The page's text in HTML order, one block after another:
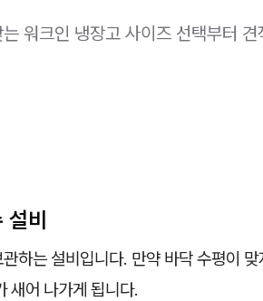
워크인 냉장고 사이즈 선택부터 견
설비
하는 설비입니다. 만약 바닥 수평이 맞
새어 나가게 됩니다.